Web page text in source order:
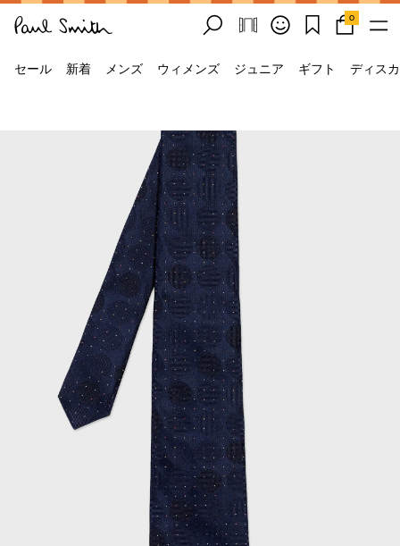
0
セール 新着 メンズ ウィメンズ ジュニア ギフト ディス